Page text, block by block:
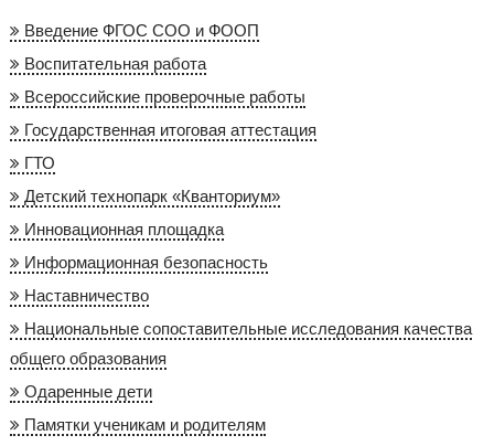
Введение ФГОС СОО и ФООП
Воспитательная работа
Всероссийские проверочные работы
Государственная итоговая аттестация
ГТО
Детский технопарк «Кванториум»
Инновационная площадка
Информационная безопасность
Наставничество
Национальные сопоставительные исследования качества
общего образования
Одаренные дети
Памятки ученикам и родителям